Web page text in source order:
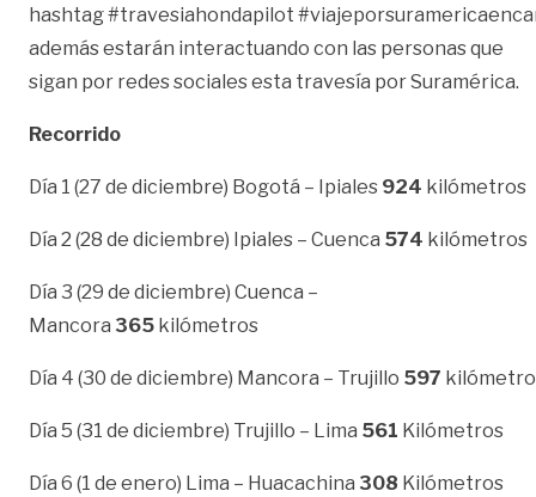
hashtag#travesiahondapilot
además estarán interactuando con las personas que
sigan por redes sociales esta travesía por Suramérica.
Recorrido
Día 1 (27 de diciembre) Bogotá – Ipiales 924 kilómetros
Día 2 (28 de diciembre) Ipiales – Cuenca 574 kilómetros
Día 3 (29 de diciembre) Cuenca –
Mancora 365 kilómetros
Día 4 (30 de diciembre) Mancora – Trujillo 597
Día 5 (31 de diciembre) Trujillo – Lima 561 Kilómetros
Día 6 (1 de enero) Lima – Huacachina 308 Kilómetros